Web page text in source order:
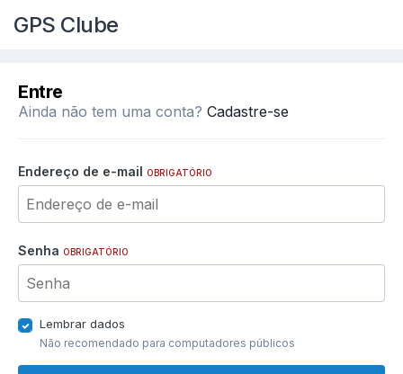
GPS Clube
Entre
Ainda não tem uma conta? Cadastre-se
Endereço de e-mail OBRIGATÓRIO
Senha OBRIGATÓRIO
Lembrar dados
Não recomendado para computadores públicos